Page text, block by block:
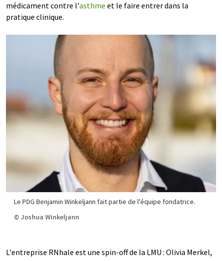
médicament contre l'asthme et le faire entrer dans la
pratique clinique.
Le PDG Benjamin Winkeljann fait partie de l'équipe fondatrice.
© Joshua Winkeljann
L'entreprise RNhale est une spin-off de la LMU : Olivia Merkel,